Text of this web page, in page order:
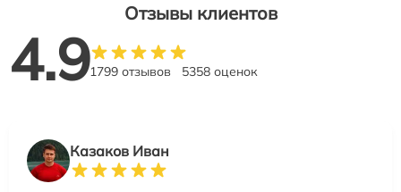
Отзывы клиентов
4.91799 отзывов 5358 оценок
Казаков Иван